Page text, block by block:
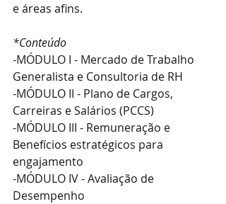
e áreas afins.
*Conteúdo
-MÓDULO I - Mercado de Trabalho
Generalista e Consultoria de RH
-MÓDULO II - Plano de Cargos,
Carreiras e Salários (PCCS)
-MÓDULO III - Remuneração e
Benefícios estratégicos para
engajamento
-MÓDULO IV - Avaliação de
Desempenho